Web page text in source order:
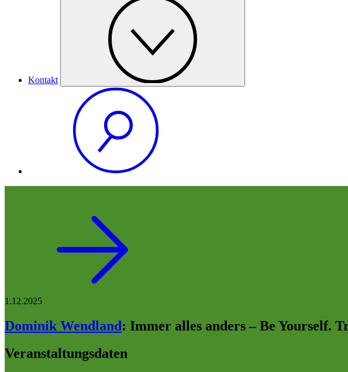
Kontakt
1.12.2025
Dominik Wendland: Immer alles anders – Be Yourself.
Veranstaltungsdaten